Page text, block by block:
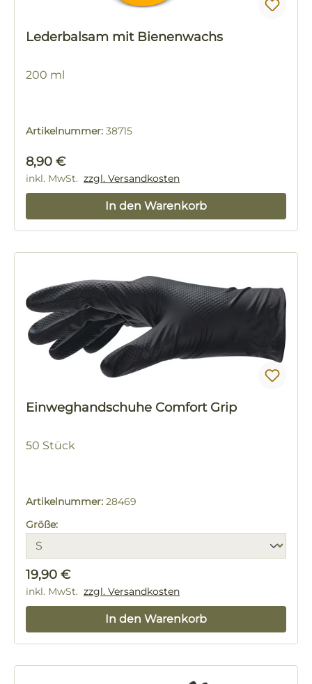
Lederbalsam mit Bienenwachs
200 ml
Artikelnummer: 38715
Regulärer Preis:
8,90 €
inkl. MwSt. zzgl. Versandkosten
In den Warenkorb
Einweghandschuhe Comfort Grip
50 Stück
Artikelnummer: 28469
Größe:
Regulärer Preis:
19,90 €
inkl. MwSt. zzgl. Versandkosten
In den Warenkorb